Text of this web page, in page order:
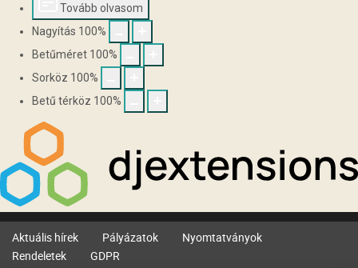
Tovább olvasom
Nagyítás 100%
Betűméret 100%
Sorköz 100%
Betű térköz 100%
Aktuális hírek Pályázatok
Nyomtatványok
Rendeletek
GDPR